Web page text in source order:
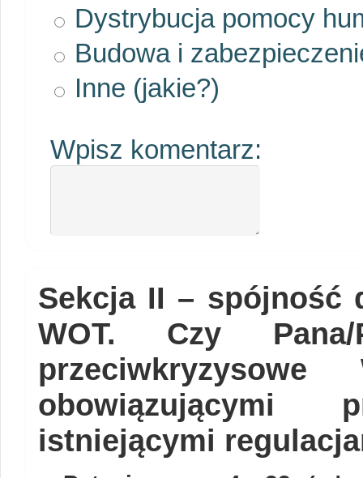
Dystrybucja pomocy
Budowa i
Inne (jakie?)
Wpisz komentarz:
Sekcja II – spójność
WOT. Czy Pana/
obowiązującymi
istniejącymi